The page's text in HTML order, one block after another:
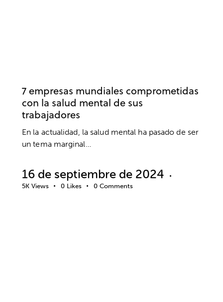
7 empresas mundiales comprometidas
con la salud mental de sus
trabajadores
En la actualidad, la salud mental ha pasado de ser
un tema marginal…
16 de septiembre de 2024
5K Views 0 Likes 0 Comments